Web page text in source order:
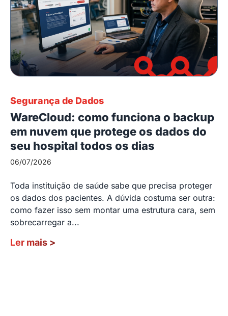
Segurança de Dados
WareCloud: como funciona o backup
em nuvem que protege os dados do
seu hospital todos os dias
06/07/2026
Toda instituição de saúde sabe que precisa proteger
os dados dos pacientes. A dúvida costuma ser outra:
como fazer isso sem montar uma estrutura cara, sem
sobrecarregar a...
Ler mais >